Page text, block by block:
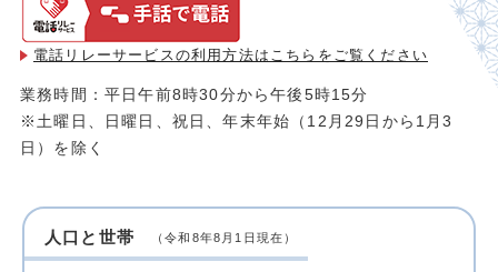
電話リレーサービスの利用方法は こちらをご覧ください
業務時間：平日午前8時30分から午後5時15分
※土曜日、日曜日、祝日、年末年始（12月29日から1月3
日）を除く
人口と世帯 （令和8年8月1日現在）